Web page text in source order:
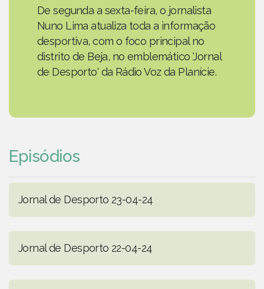
De segunda a sexta-feira, o jornalista
Nuno Lima atualiza toda a informação
desportiva, com o foco principal no
distrito de Beja, no emblemático 'Jornal
de Desporto' da Rádio Voz da Planície.
Episódios
Jornal de Desporto 23-04-24
Jornal de Desporto 22-04-24